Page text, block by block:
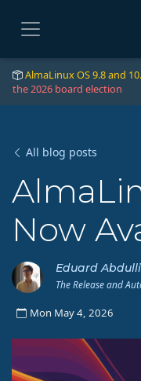
AlmaLinux OS 9.8 and
the 2026 board election
All blog posts
Now
Eduard
The Release and
Mon May 4, 2026